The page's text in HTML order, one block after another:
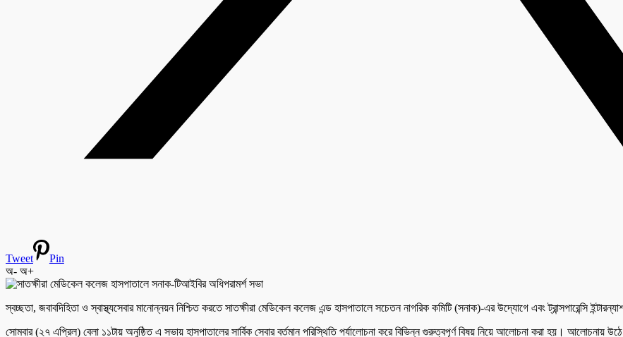
Tweet
Pin
অ- অ+
স্বচ্ছতা, জবাবদিহিতা ও স্বাস্থ্যসেবার মানোন্নয়ন নিশ্চিত করতে সাতক্ষীরা মেডিকেল কলেজ এন্ড হাসপাতালে সচেতন নাগরিক কমিটি (সনাক)-এর উদ্যোগে এবং ট্রান্সপারেন্সি
সোমবার (২৭ এপ্রিল) বেলা ১১টায় অনুষ্ঠিত এ সভায় হাসপাতালের সার্বিক সেবার বর্তমান পরিস্থিতি পর্যালোচনা করে বিভিন্ন গুরুত্বপূর্ণ বিষয় নিয়ে আলোচনা করা হয়। আলোচনায়